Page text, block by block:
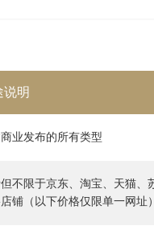
说明
业发布的所有类型
不限于京东、淘宝、天猫、
店铺（以下价格仅限单一网址